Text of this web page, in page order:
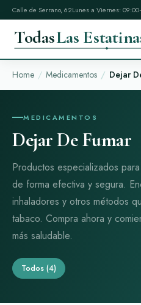
Calle de Serrano, 62Lunes a Viernes:
TodasLas
Home Medicamentos Dejar
MEDICAMENTOS
Dejar De Fumar
Productos especializados
de forma efectiva y segura.
inhaladores y otros métodos
tabaco. Compra ahora y
más saludable.
Todos (4)